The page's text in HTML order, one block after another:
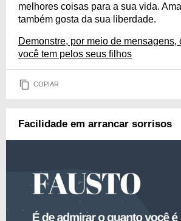
melhores coisas para a sua vida.
também gosta da sua liberdade.
Demonstre, por meio de mensagens,
você tem pelos seus filhos
COPIAR
Facilidade em arrancar sorrisos